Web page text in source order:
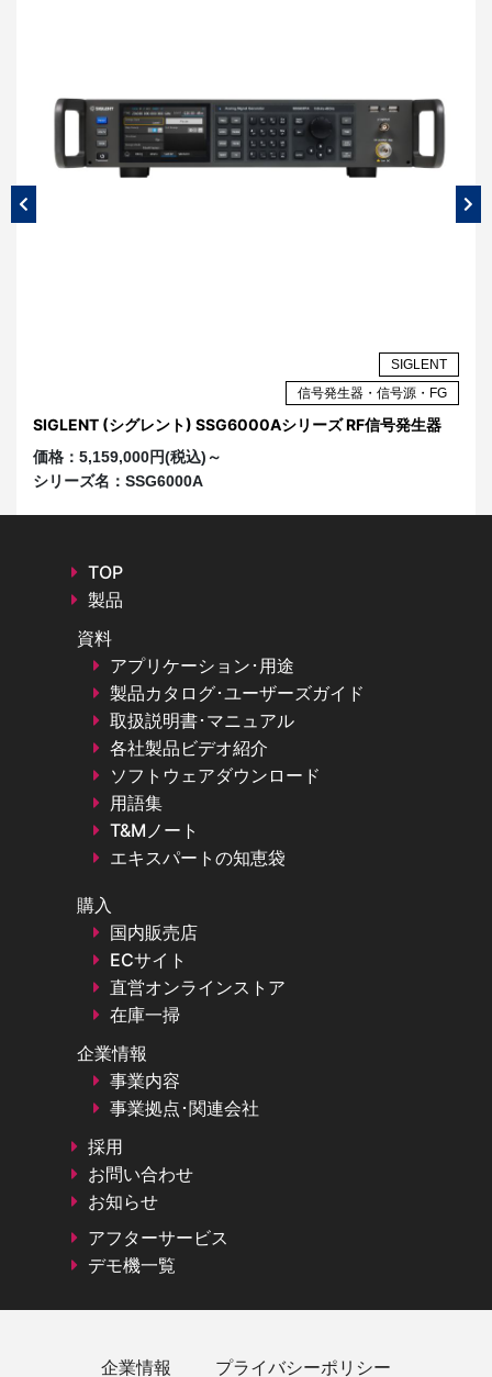
SIGLENT
信号発生器・信号源・FG
SIGLENT (シグレント) SSG6000Aシリーズ RF信号発生器
価格： 5,159,000円(税込)～
シリーズ名： SSG6000A
TOP
製品
資料
アプリケーション･用途
製品カタログ･ユーザーズガイド
取扱説明書･マニュアル
各社製品ビデオ紹介
ソフトウェアダウンロード
用語集
T&Mノート
エキスパートの知恵袋
購入
国内販売店
ECサイト
直営オンラインストア
在庫一掃
企業情報
事業内容
事業拠点･関連会社
採用
お問い合わせ
お知らせ
アフターサービス
デモ機一覧
企業情報 プライバシーポリシー